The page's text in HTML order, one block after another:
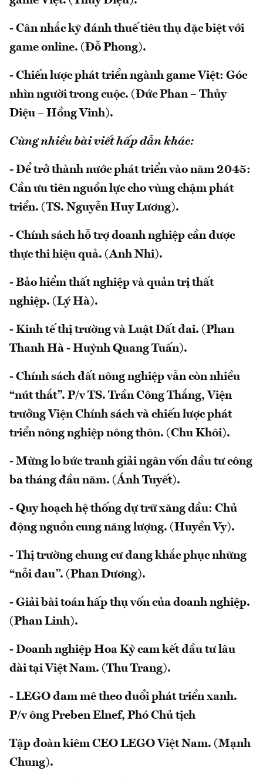
- Cân nhắc kỹ đánh thuế tiêu thụ đặc biệt với
game online. (Đỗ Phong).
- Chiến lược phát triển ngành game Việt: Góc
nhìn người trong cuộc. (Đức Phan – Thủy
Diệu – Hồng Vinh).
Cùng nhiều bài viết hấp dẫn khác:
- Để trở thành nước phát triển vào năm 2045:
Cần ưu tiên nguồn lực cho vùng chậm phát
triển. (TS. Nguyễn Huy Lương).
- Chính sách hỗ trợ doanh nghiệp cần được
thực thi hiệu quả. (Anh Nhi).
- Bảo hiểm thất nghiệp và quản trị thất
nghiệp. (Lý Hà).
- Kinh tế thị trường và Luật Đất đai. (Phan
Thanh Hà - Huỳnh Quang Tuấn).
- Chính sách đất nông nghiệp vẫn còn nhiều
“nút thắt”. P/v TS. Trần Công Thắng, Viện
trưởng Viện Chính sách và chiến lược phát
triển nông nghiệp nông thôn. (Chu Khôi).
- Mừng lo bức tranh giải ngân vốn đầu tư công
ba tháng đầu năm. (Ánh Tuyết).
- Quy hoạch hệ thống dự trữ xăng dầu: Chủ
động nguồn cung năng lượng. (Huyền Vy).
- Thị trường chung cư đang khắc phục những
“nỗi đau”. (Phan Dương).
- Giải bài toán hấp thụ vốn của doanh nghiệp.
(Phan Linh).
- Doanh nghiệp Hoa Kỳ cam kết đầu tư lâu
dài tại Việt Nam. (Thu Trang).
- LEGO đam mê theo đuổi phát triển xanh.
P/v ông Preben Elnef, Phó Chủ tịch
Tập đoàn kiêm CEO LEGO Việt Nam. (Mạnh
Chung).